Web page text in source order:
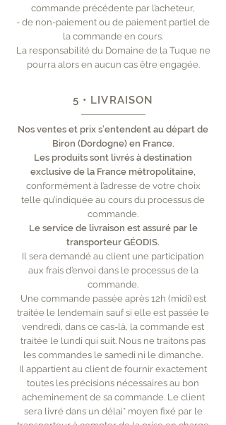
commande précédente par l’acheteur,
- de non-paiement ou de paiement partiel de
la commande en cours.
La responsabilité du Domaine de la Tuque ne
pourra alors en aucun cas être engagée.
5 • LIVRAISON
Nos ventes et prix s’entendent au départ de
Biron (Dordogne) en France.
Les produits sont livrés à destination
exclusive de la France métropolitaine,
conformément à l’adresse de votre choix
telle qu’indiquée au cours du processus de
commande.
Le service de livraison est assuré par le
transporteur GÉODIS.
Il sera demandé au client une participation
aux frais d’envoi dans le processus de la
commande.
Une commande passée après 12h (midi) est
traitée le lendemain sauf si elle est passée le
vendredi, dans ce cas-là, la commande est
traitée le lundi qui suit. Nous ne traitons pas
les commandes le samedi ni le dimanche.
Il appartient au client de fournir exactement
toutes les précisions nécessaires au bon
acheminement de sa commande. Le client
sera livré dans un délai* moyen fixé par le